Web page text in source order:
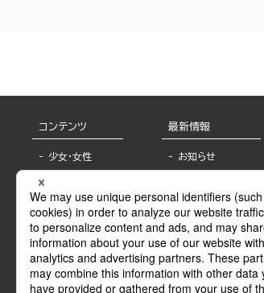
コンテンツ
少女・女性
BL
ライトノベル
青年・一般
グラビア・写真
最新情報
お知らせ
報
書店様へ
海外ライセンシー
公式SNSアカウ
ント